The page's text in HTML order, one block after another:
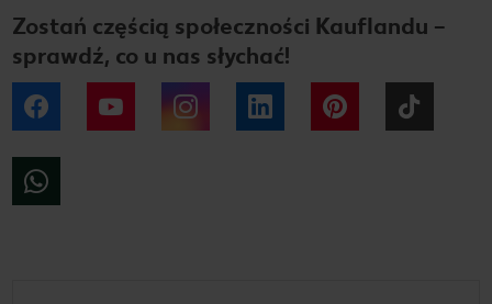
Zostań częścią społeczności Kauflandu –
sprawdź, co u nas słychać!
Facebook YouTube Instagram LinkedIn Pinterest